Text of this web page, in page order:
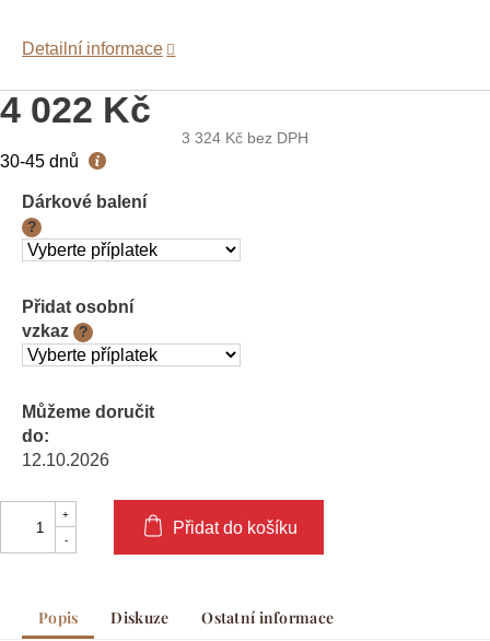
4 022 Kč
3 324 Kč bez DPH
Měrná
30-45 dnů
Dárkové balení
?
Přidat osobní
vzkaz
?
Můžeme doručit
do:
12.10.2026
Přidat do košíku
Detailní informace
Popis Diskuze Ostatní informace